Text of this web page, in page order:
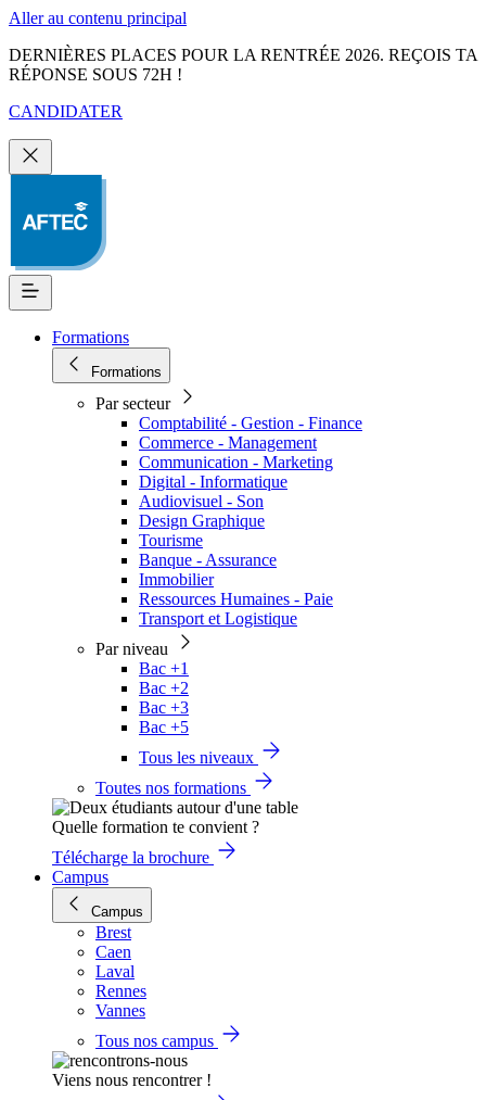
Aller au contenu principal
DERNIÈRES PLACES POUR LA RENTRÉE 2026. REÇOIS TA
RÉPONSE SOUS 72H !
CANDIDATER
Formations
Formations
Par secteur
Comptabilité - Gestion - Finance
Commerce - Management
Communication - Marketing
Digital - Informatique
Audiovisuel - Son
Design Graphique
Tourisme
Banque - Assurance
Immobilier
Ressources Humaines - Paie
Transport et Logistique
Par niveau
Bac +1
Bac +2
Bac +3
Bac +5
Tous les niveaux
Toutes nos formations
Quelle formation te convient ?
Télécharge la brochure
Campus
Campus
Brest
Caen
Laval
Rennes
Vannes
Tous nos campus
Viens nous rencontrer !